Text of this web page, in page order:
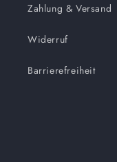
Zahlung & Versand
Widerruf
Barrierefreiheit